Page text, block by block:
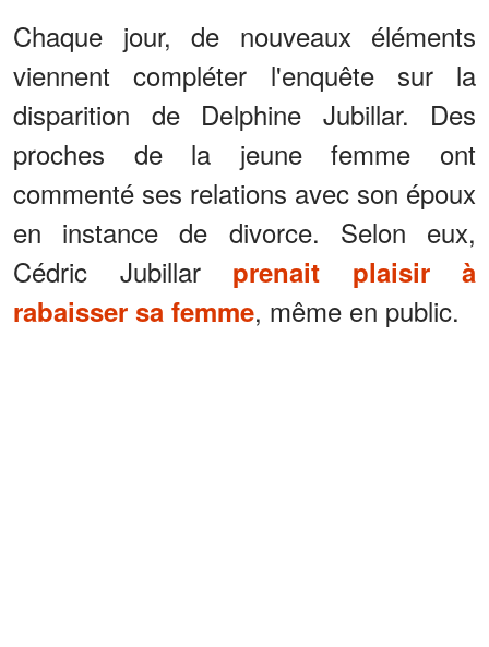
Chaque jour, de nouveaux éléments
viennent compléter l'enquête sur la
disparition de Delphine Jubillar. Des
proches de la jeune femme ont
commenté ses relations avec son époux
en instance de divorce. Selon eux,
Cédric Jubillar prenait plaisir à
rabaisser sa femme, même en public.